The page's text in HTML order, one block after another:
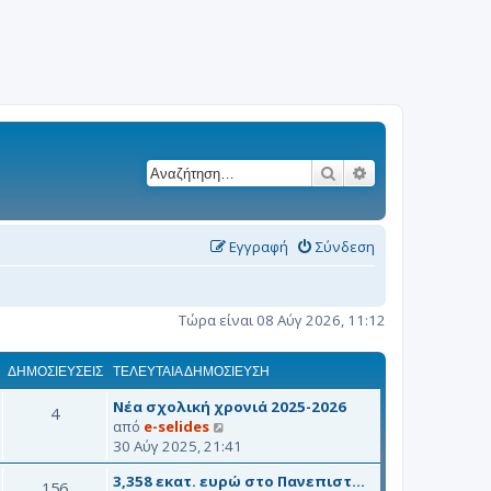
Αναζήτηση
Σύνδεση
Εγγραφή
Τώρα είναι 08 Αύγ 2026, 11:12
ΔΗΜΟΣΙΕΎΣΕΙΣ ΤΕΛΕΥΤΑΊΑ ΔΗΜΟΣΊΕΥΣΗ
4
Νέα σχολική χρονιά 2025-2026
από e-selides
ρ
ο
β
30 Αύγ 2025, 21:41
3,358 εκατ. ευρώ στο Πανεπιστ…